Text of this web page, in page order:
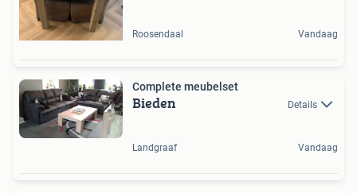
Roosendaal Vandaag
Complete meubelset
Bieden Details
Landgraaf Vandaag